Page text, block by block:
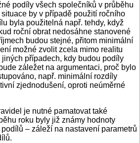
podíly všech společníků v průběhu
by v případě použití ročního
byla použitelná např. tehdy, když
roční obrat nedosáhne stanovené
budou stejné, přitom minimální
možné zvolit zcela mimo realitu
případech, kdy budou podíly
záležet na argumentaci, proč bylo
např. minimální rozdíly
zjednodušení, oproti neúměrné
je nutné pamatovat také
roku byly již známy hodnoty
– záleží na nastavení parametrů